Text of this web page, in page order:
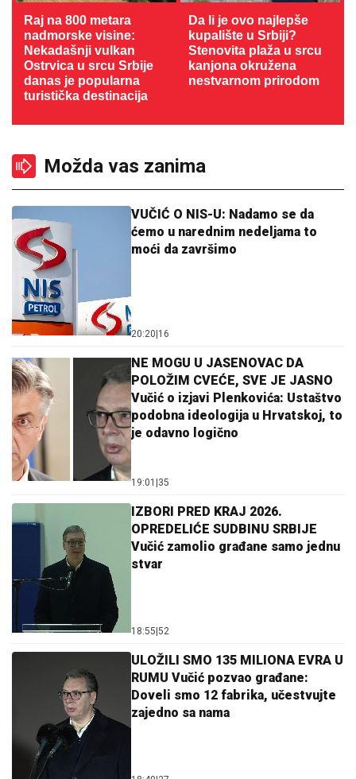
Raj na 800 metara
nadmorske visine:
Nekadašnji vulkan
Ostrvica u srcu Srbije
danas je popularna
turistička destinacija
Da li je ovo najlepše
kupalište u Srbiji?
Stenovita plaža u srcu
kanjona okružena
nestvarnom prirodom
Možda vas zanima
VUČIĆ O NIS-U: Nadamo se da
ćemo u narednim nedeljama to
moći da završimo
20:20 16
NE MOGU U JASENOVAC DA
POLOŽIM CVEĆE, SVE JE JASNO
Vučić o izjavi Plenkovića: Ustaštvo
podobna ideologija u Hrvatskoj, to
je odavno logično
19:01 35
IZBORI PRED KRAJ 2026.
OPREDELIĆE SUDBINU SRBIJE
Vučić zamolio građane samo jednu
stvar
18:55 52
ULOŽILI SMO 135 MILIONA EVRA U
RUMU Vučić pozvao građane:
Doveli smo 12 fabrika, učestvujte
zajedno sa nama